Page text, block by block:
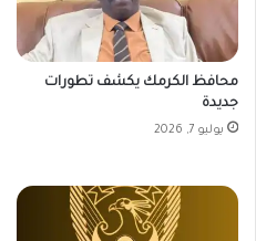
محافظ الكرمك يكشف تطورات
جديدة
يوليو 7, 2026